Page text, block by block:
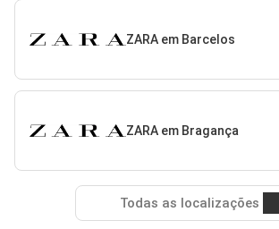
ZARA em Barcelos
ZARA em Bragança
Todas as localizações